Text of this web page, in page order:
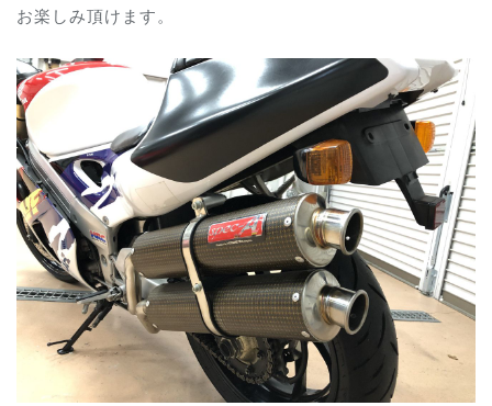
お楽しみ頂けます。